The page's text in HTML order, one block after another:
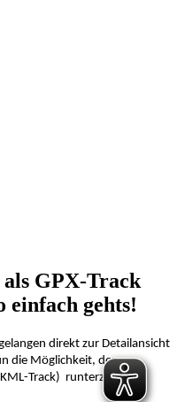
GPX-Track
einfach gehts!
direkt zur Detailansicht
die Möglichkeit, den
Track) runterzuladen.